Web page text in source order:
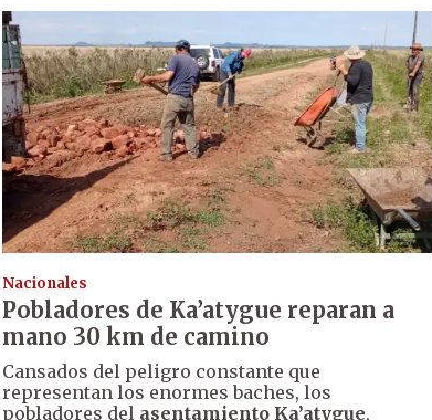
Nacionales
Pobladores de Ka’atygue reparan a
mano 30 km de camino
Cansados del peligro constante que
representan los enormes baches, los
pobladores del asentamiento Ka’atygue,